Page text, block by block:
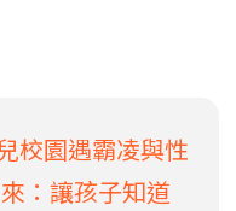
校園遇霸凌與性
：讓孩子知道